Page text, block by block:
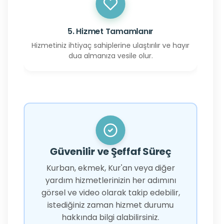
5. Hizmet Tamamlanır
Hizmetiniz ihtiyaç sahiplerine ulaştırılır ve hayır
dua almanıza vesile olur.
Güvenilir ve Şeffaf Süreç
Kurban, ekmek, Kur'an veya diğer
yardım hizmetlerinizin her adımını
görsel ve video olarak takip edebilir,
istediğiniz zaman hizmet durumu
hakkında bilgi alabilirsiniz.